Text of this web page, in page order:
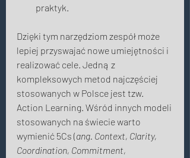
praktyk.
Dzięki tym narzędziom zespół może
lepiej przyswajać nowe umiejętności i
realizować cele. Jedną z
kompleksowych metod najczęściej
stosowanych w Polsce jest tzw.
Action Learning. Wśród innych modeli
stosowanych na świecie warto
wymienić 5Cs (ang. Context, Clarity,
Coordination, Commitment,